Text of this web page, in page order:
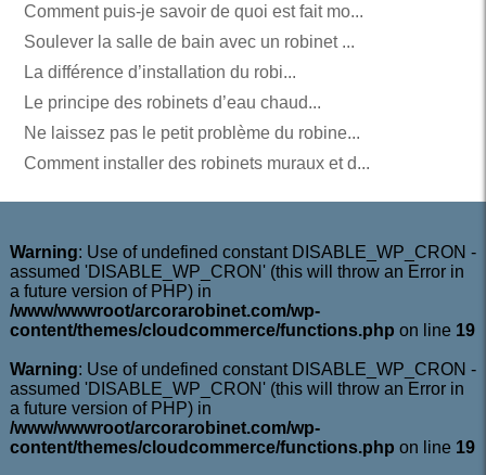
Comment puis-je savoir de quoi est fait mo...
Soulever la salle de bain avec un robinet ...
La différence d’installation du robi...
Le principe des robinets d’eau chaud...
Ne laissez pas le petit problème du robine...
Comment installer des robinets muraux et d...
Warning: Use of undefined constant DISABLE_WP_CRON -
assumed 'DISABLE_WP_CRON' (this will throw an Error in
a future version of PHP) in
/www/wwwroot/arcorarobinet.com/wp-
content/themes/cloudcommerce/functions.php on line 19
Warning: Use of undefined constant DISABLE_WP_CRON -
assumed 'DISABLE_WP_CRON' (this will throw an Error in
a future version of PHP) in
/www/wwwroot/arcorarobinet.com/wp-
content/themes/cloudcommerce/functions.php on line 19